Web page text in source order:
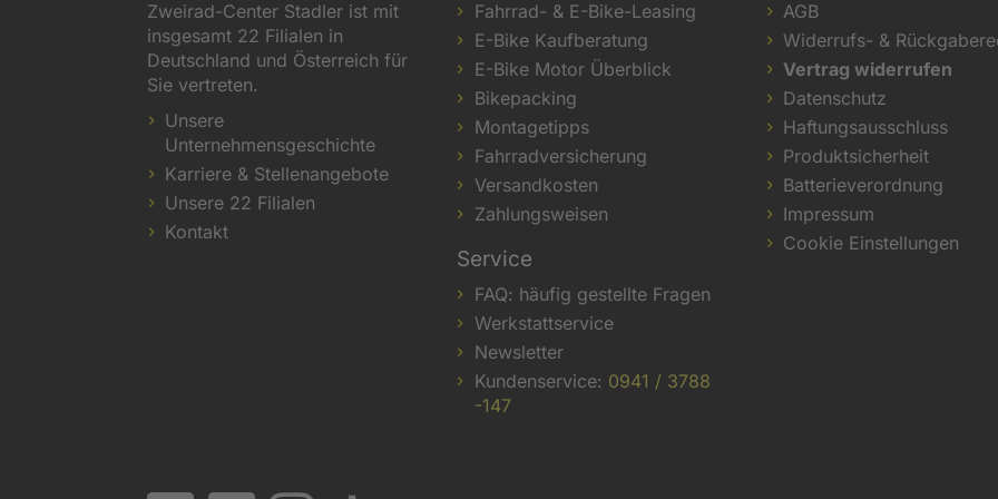
Zweirad-Center Stadler ist mit
insgesamt 22 Filialen in
Deutschland und Österreich für
Sie vertreten.
Unsere
Unternehmensgeschichte
Karriere & Stellenangebote
Unsere 22 Filialen
Kontakt
Fahrrad- & E-Bike-Leasing
E-Bike Kaufberatung
E-Bike Motor Überblick
Bikepacking
Montagetipps
Fahrradversicherung
Versandkosten
Zahlungsweisen
Service
FAQ: häufig gestellte Fragen
Werkstattservice
Newsletter
Kundenservice: 0941 / 3788
-147
AGB
Widerrufs- &
Vertrag widerrufen
Datenschutz
Haftungsausschluss
Produktsicherheit
Batterieverordnung
Impressum
Cookie Einstellungen